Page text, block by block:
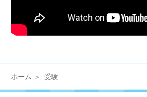
ホーム 受験